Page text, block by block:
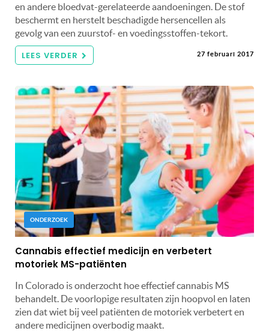
en andere bloedvat-gerelateerde aandoeningen. De stof
beschermt en herstelt beschadigde hersencellen als
gevolg van een zuurstof- en voedingsstoffen-tekort.
LEES VERDER 27 februari 2017
ONDERZOEK
Cannabis effectief medicijn en verbetert
motoriek MS-patiënten
In Colorado is onderzocht hoe effectief cannabis MS
behandelt. De voorlopige resultaten zijn hoopvol en laten
zien dat wiet bij veel patiënten de motoriek verbetert en
andere medicijnen overbodig maakt.